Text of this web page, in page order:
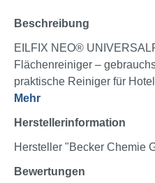
Beschreibung
EILFIX NEO®
Flächenreiniger –
praktische Reiniger für
Mehr
Herstellerinformation
Hersteller "Becker Chemie
Bewertungen